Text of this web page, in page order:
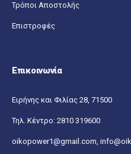
Τρόποι Αποστολής
Επιστροφές
Επικοινωνία
Ειρήνης και Φιλίας 28, 71500
Τηλ. Κέντρο: 2810 319600
oikopower1@gmail.com,